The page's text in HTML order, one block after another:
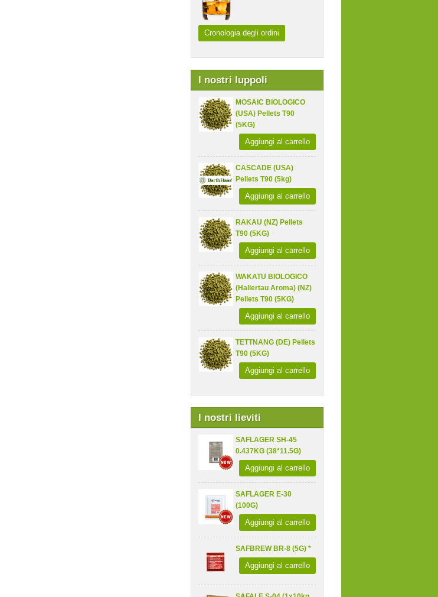
Cronologia degli ordini
I nostri luppoli
MOSAIC BIOLOGICO
(USA) Pellets T90
(5KG)
Aggiungi al carrello
CASCADE (USA)
Pellets T90 (5kg)
Aggiungi al carrello
RAKAU (NZ) Pellets
T90 (5KG)
Aggiungi al carrello
WAKATU BIOLOGICO
(Hallertau Aroma) (NZ)
Pellets T90 (5KG)
Aggiungi al carrello
TETTNANG (DE) Pellets
T90 (5KG)
Aggiungi al carrello
I nostri lieviti
SAFLAGER SH-45
0.437KG (38*11.5G)
Aggiungi al carrello
SAFLAGER E-30
(100G)
Aggiungi al carrello
SAFBREW BR-8 (5G) *
Aggiungi al carrello